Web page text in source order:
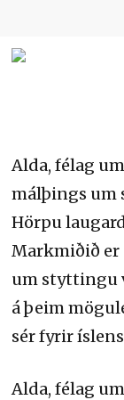
Alda, félag
málþings
Hörpu
Markmiðið er
um styttingu
á þeim
sér fyrir
Alda, félag